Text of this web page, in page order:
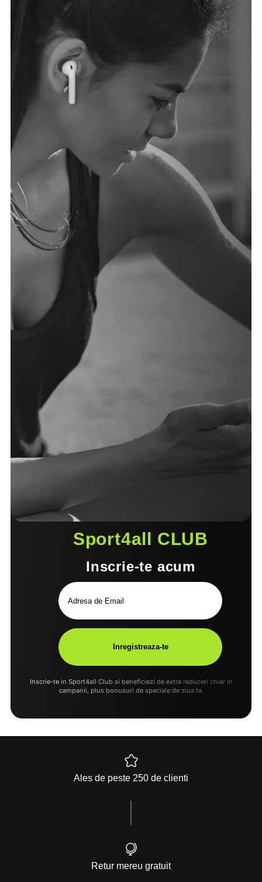
Sport4all CLUB
Inscrie-te acum
Inscrie-te in Sport4all Club si beneficiezi de extra reduceri chiar in
campanii, plus bonusuri de speciale de ziua ta.
Ales de peste 250 de clienti
Retur mereu gratuit